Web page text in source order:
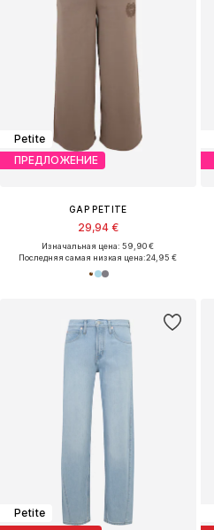
Petite
ПРЕДЛОЖЕНИЕ
GAP PETITE
29,94 €
Изначальная цена: 59,90 €
Последняя самая низкая цена:24,95 €
Petite